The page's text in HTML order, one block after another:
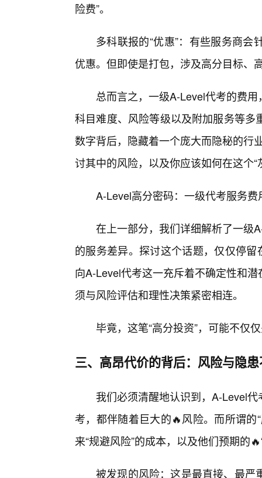
险费”。
多科联报的“优惠”：有些服务商
优惠。但即使是打包，涉及高分目标、
总而言之，一级A-Level代考的费
科目难度、风险等级以及附加服务等
数字背后，隐藏着一个庞大而隐秘的行
讨其中的风险，以及你应该如何在这个“
A-Level高分密码：一级代考服务
在上一部分，我们详细解析了一级
的服务差异。探讨这个话题，仅仅停
向A-Level代考这一充斥着不确定性和
须与风险评估和理性决策紧密相连。
毕竟，这笔“高分投资”，可能不仅
三、高昂代价的背后：风险与隐
我们必须清醒地认识到，A-Level
考，都伴随着巨大的🔥风险。而所谓
来“规避风险”的成本，以及他们预期的
被发现的风险：这是最直接、最严